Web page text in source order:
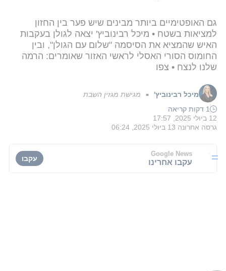
גם האופטימיים ביותר מבינים שיש פער בין החזון
למציאות בשטח • מיכל רבינוביץ' יצאה לגולן בעקבות
האיש שהמציא את הסיסמה "שלום עם הגולן", ובין
החומוס הסורי האסלי לראשי האזור שאומרים: הרמה
שלנו לנצח • צפו
מיכל רבינוביץ' ■ מגישת מגזין השבת
1 דקות קריאה
12 ביולי 2025, 17:57
גרסה אחרונה 13 ביולי 2025, 06:24
Google News
עקבו אחרינו עקבו